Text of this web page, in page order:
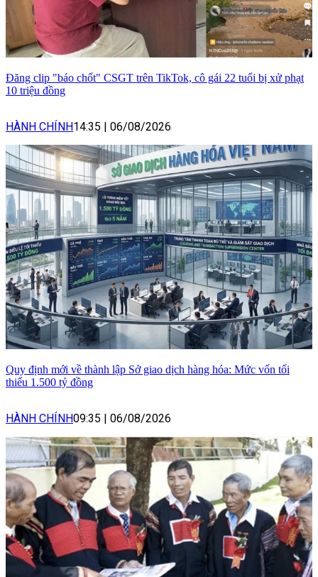
Đăng clip "báo chốt" CSGT trên TikTok, cô gái 22 tuổi bị xử phạt
10 triệu đồng
HÀNH CHÍNH14:35 06/08/2026
Quy định mới về thành lập Sở giao dịch hàng hóa: Mức vốn tối
thiểu 1.500 tỷ đồng
HÀNH CHÍNH09:35 06/08/2026